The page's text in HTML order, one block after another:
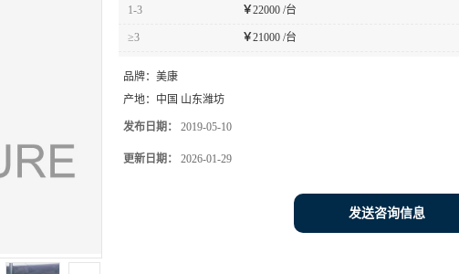
1-3 ￥22000 /台
≥3 ￥21000 /台
品牌： 美康
产地： 中国 山东潍坊
发布日期： 2019-05-10
更新日期： 2026-01-29
发送咨询信息